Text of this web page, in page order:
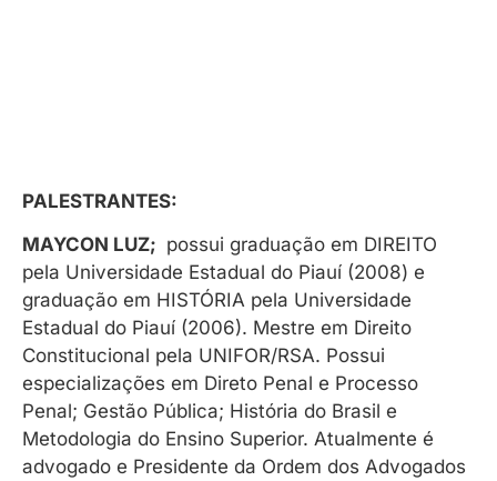
PALESTRANTES:
MAYCON LUZ; possui graduação em DIREITO
pela Universidade Estadual do Piauí (2008) e
graduação em HISTÓRIA pela Universidade
Estadual do Piauí (2006). Mestre em Direito
Constitucional pela UNIFOR/RSA. Possui
especializações em Direto Penal e Processo
Penal; Gestão Pública; História do Brasil e
Metodologia do Ensino Superior. Atualmente é
advogado e Presidente da Ordem dos Advogados